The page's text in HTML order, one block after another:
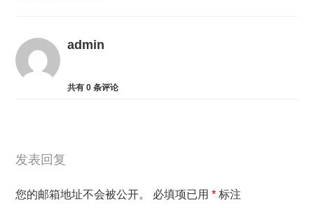
admin
共有0 条评论
发表回复
您的邮箱地址不会被公开。 必填项已用* 标注